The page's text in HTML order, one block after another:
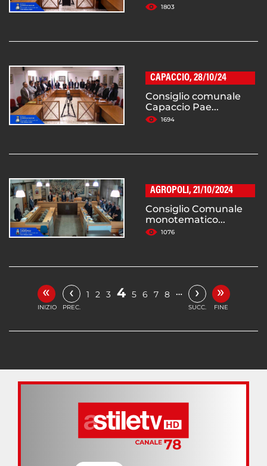
1803
CAPACCIO, 28/10/24
Consiglio comunale
Capaccio Pae...
1694
AGROPOLI, 21/10/2024
Consiglio Comunale
monotematico...
1076
«
INIZIO
‹
PREC.
1 2 3 4 5 6 7 8 … ›
SUCC.
»
FINE